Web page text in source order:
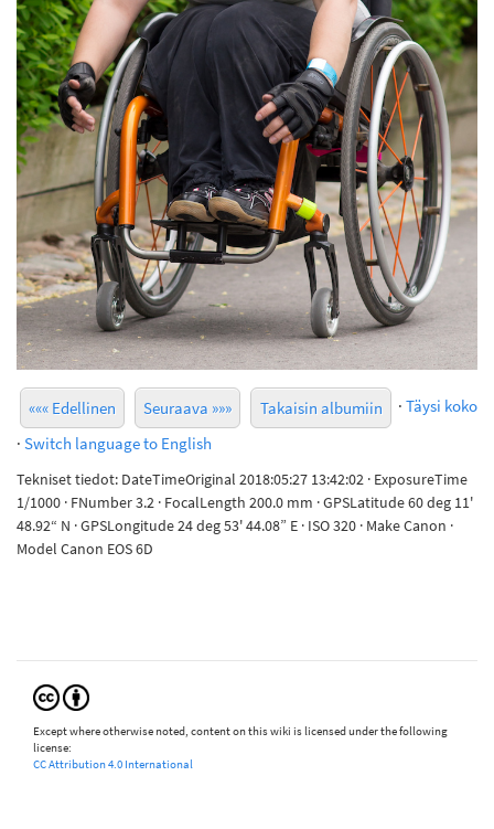
««« Edellinen Seuraava »»» Takaisin albumiin · Täysi koko
· Switch language to English
Tekniset tiedot: DateTimeOriginal 2018:05:27 13:42:02 · ExposureTime
1/1000 · FNumber 3.2 · FocalLength 200.0 mm · GPSLatitude 60 deg 11'
48.92“ N · GPSLongitude 24 deg 53' 44.08” E · ISO 320 · Make Canon ·
Model Canon EOS 6D
Except where otherwise noted, content on this wiki is licensed under the following
license:
CC Attribution 4.0 International